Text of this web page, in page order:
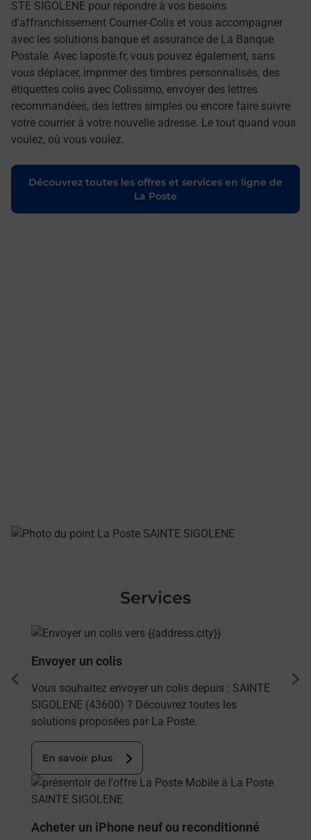
STE SIGOLENE pour répondre à vos besoins
d'affranchissement Courrier-Colis et vous accompagner
avec les solutions banque et assurance de La Banque
Postale. Avec laposte.fr, vous pouvez également, sans
vous déplacer, imprimer des timbres personnalisés, des
étiquettes colis avec Colissimo, envoyer des lettres
recommandées, des lettres simples ou encore faire suivre
votre courrier à votre nouvelle adresse. Le tout quand vous
voulez, où vous voulez.
Découvrez toutes les offres et services en ligne de
La Poste
Services
En savoir plus
Envoyer un colis
Vous souhaitez envoyer un colis depuis : SAINTE
SIGOLENE (43600) ? Découvrez toutes les
solutions proposées par La Poste.
En savoir plus
En savoir plus
Acheter un iPhone neuf ou reconditionné